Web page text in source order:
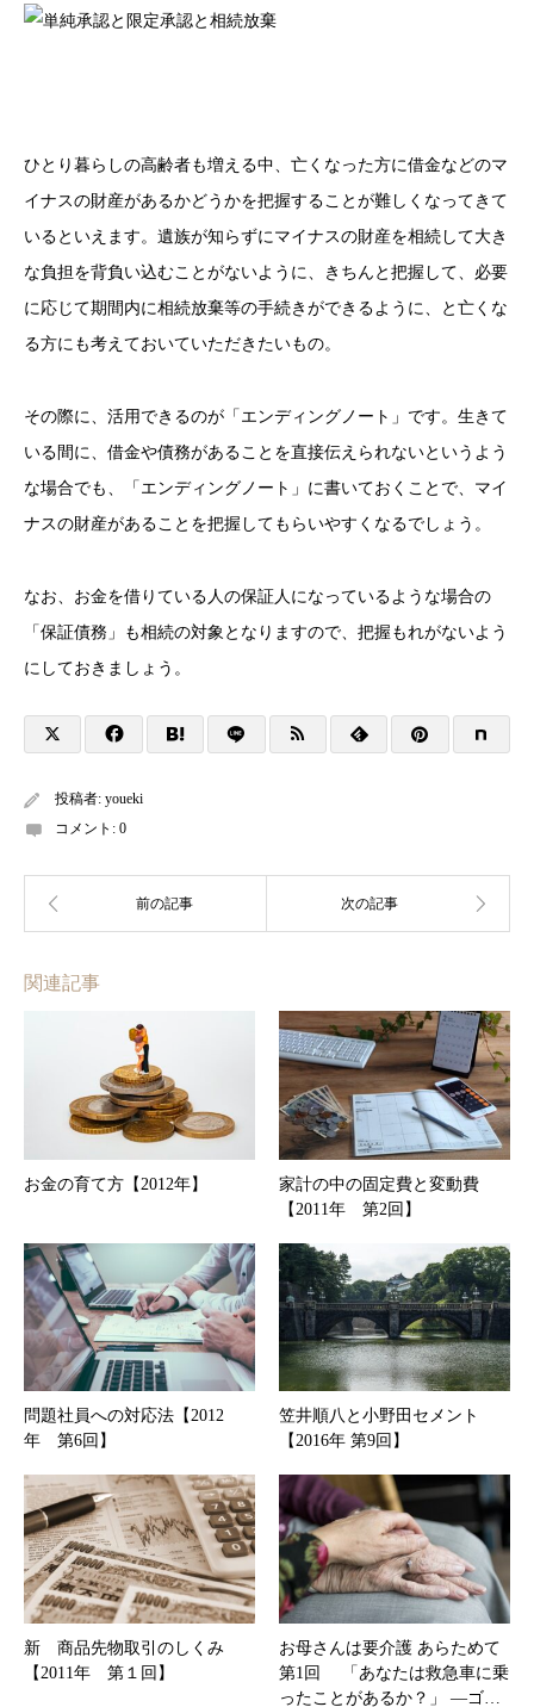
ひとり暮らしの高齢者も増える中、亡くなった方に借金などのマ
イナスの財産があるかどうかを把握することが難しくなってきて
いるといえます。遺族が知らずにマイナスの財産を相続して大き
な負担を背負い込むことがないように、きちんと把握して、必要
に応じて期間内に相続放棄等の手続きができるように、と亡くな
る方にも考えておいていただきたいもの。
その際に、活用できるのが「エンディングノート」です。生きて
いる間に、借金や債務があることを直接伝えられないというよう
な場合でも、「エンディングノート」に書いておくことで、マイ
ナスの財産があることを把握してもらいやすくなるでしょう。
なお、お金を借りている人の保証人になっているような場合の
「保証債務」も相続の対象となりますので、把握もれがないよう
にしておきましょう。
投稿者: youeki
コメント: 0
関連記事
お金の育て方【2012年】
家計の中の固定費と変動費
【2011年 第2回】
問題社員への対応法【2012
年 第6回】
笠井順八と小野田セメント
【2016年 第9回】
新 商品先物取引のしくみ
【2011年 第１回】
お母さんは要介護 あらためて
第1回 「あなたは救急車に乗
ったことがあるか？」 ―ゴ…